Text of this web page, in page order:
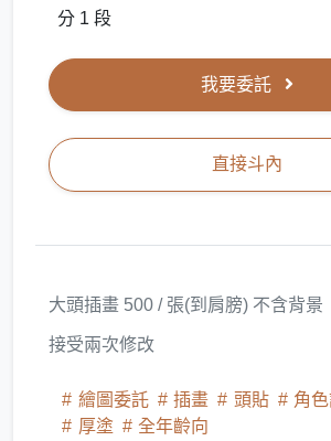
分 1 段
我要委託
直接斗內
大頭插畫 500 / 張(到肩膀) 不含背景
接受兩次修改
繪圖委託 插畫 頭貼 角
厚塗
全年齡向